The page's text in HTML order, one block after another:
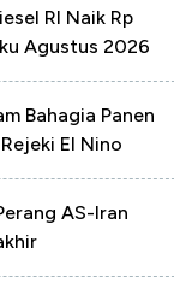
RI Naik Rp
Agustus 2026
Bahagia Panen
El Nino
AS-Iran